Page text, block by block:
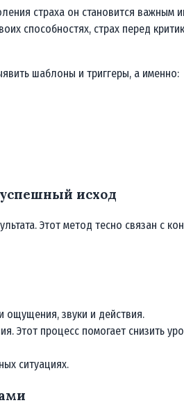
страха он становится важным
способностях, страх перед
шаблоны и триггеры, а именно:
исход
Этот метод тесно связан с
ощущения, звуки и действия.
Этот процесс помогает снизить
ситуациях.